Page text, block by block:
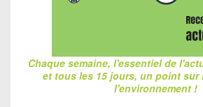
Chaque semaine, l'essentiel de
et tous les 15 jours, un point sur
l'environnement !